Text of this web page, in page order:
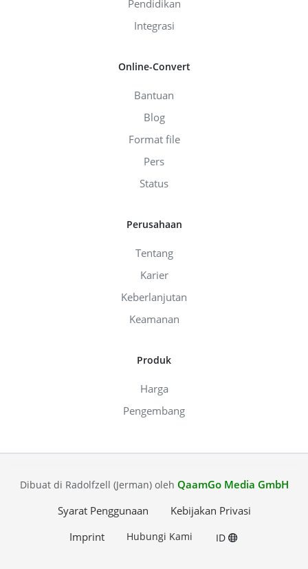
Pendidikan
Integrasi
Online-Convert
Bantuan
Blog
Format file
Pers
Status
Perusahaan
Tentang
Karier
Keberlanjutan
Keamanan
Produk
Harga
Pengembang
Dibuat di Radolfzell (Jerman) oleh QaamGo Media GmbH
Syarat Penggunaan
Kebijakan Privasi
Imprint
Hubungi Kami ID